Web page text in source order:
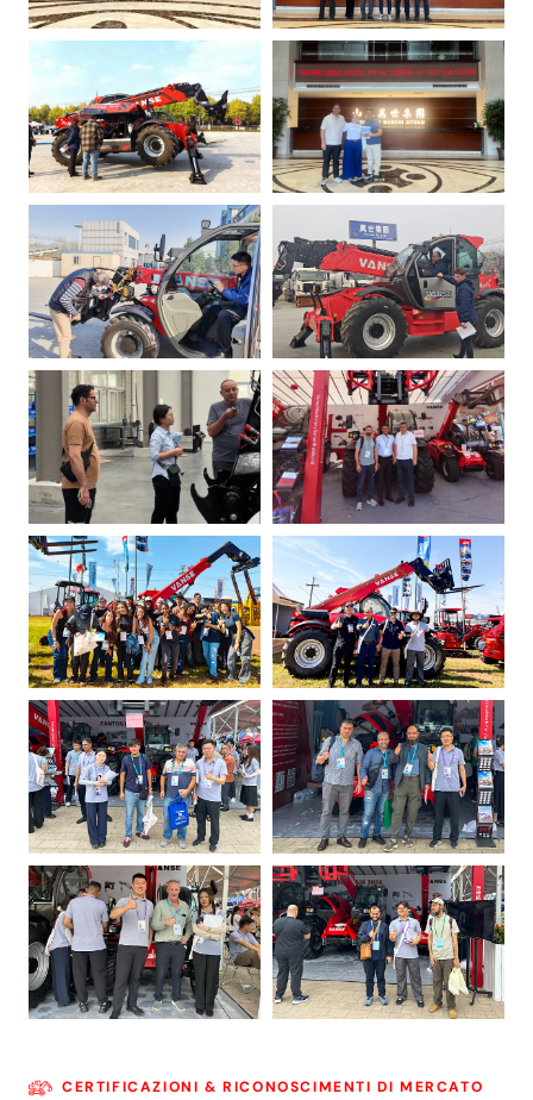
CERTIFICAZIONI & RICONOSCIMENTI DI MERCATO